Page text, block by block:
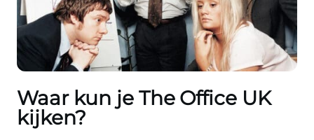
Waar kun je The Office UK
kijken?